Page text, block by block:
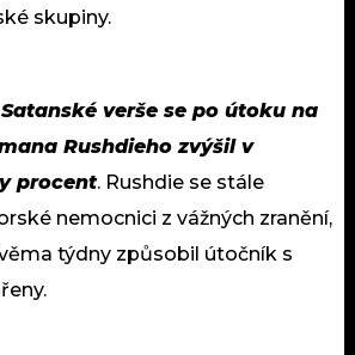
skupiny.
verše se po útoku na
Rushdieho zvýšil v
procent. Rushdie se stále
nemocnici z vážných zranění,
týdny způsobil útočník s